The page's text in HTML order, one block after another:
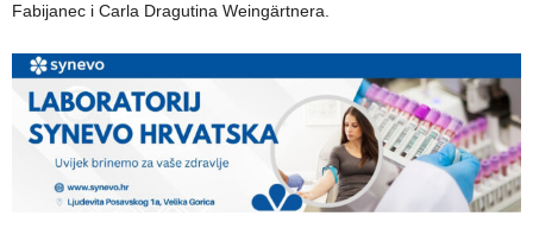
Fabijanec i Carla Dragutina Weingärtnera.